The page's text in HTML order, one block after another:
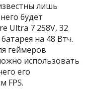
лишь
будет
Ultra 7 258V, 32
на 48 Втч.
геймеров
использовать
его
FPS.